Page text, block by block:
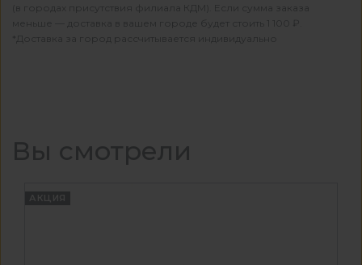
(в городах присутствия филиала КДМ). Если сумма заказа
меньше — доставка в вашем городе будет стоить 1 100 ₽.
*Доставка за город рассчитывается индивидуально
Вы смотрели
АКЦИЯ